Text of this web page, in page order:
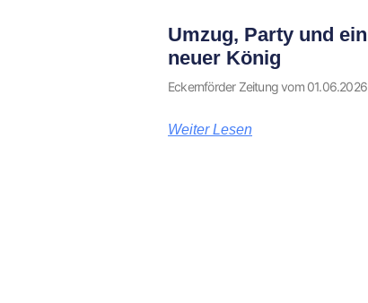
Umzug, Party und ein
neuer König
Eckernförder Zeitung vom 01.06.2026
Weiter Lesen